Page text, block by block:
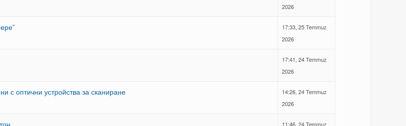
2026
17:33, 25 Temmuz
2026
17:41, 24 Temmuz
2026
оптични устройства за сканиране
14:26, 24 Temmuz
2026
11:46, 24 Temmuz